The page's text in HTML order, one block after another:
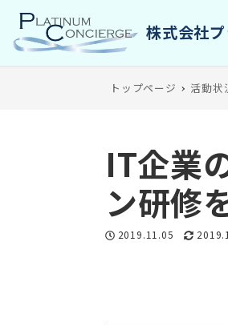
トップページ 活動状
IT企業
ン研修
投稿日
2019.11.05 更新日